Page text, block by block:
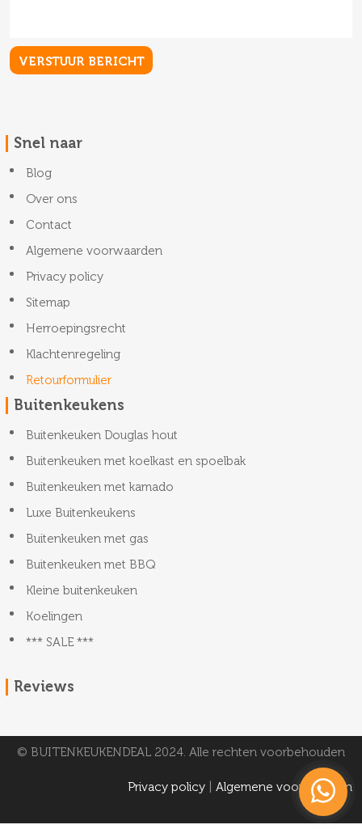
Snel naar
Blog
Over ons
Contact
Algemene voorwaarden
Privacy policy
Sitemap
Herroepingsrecht
Klachtenregeling
Retourformulier
Buitenkeukens
Buitenkeuken Douglas hout
Buitenkeuken met koelkast en spoelbak
Buitenkeuken met kamado
Luxe Buitenkeukens
Buitenkeuken met gas
Buitenkeuken met BBQ
Kleine buitenkeuken
Koelingen
*** SALE ***
Reviews
© BUITENKEUKENDEAL 2024. Alle rechten voorbehouden
Privacy policy Algemene voorwaarden